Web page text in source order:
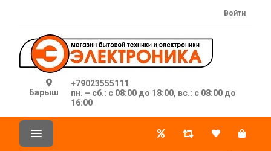
Барыш
+79023555111
пн. – сб.: с 08:00 до 18:00, вс.: с 08:00 до
16:00
Войти